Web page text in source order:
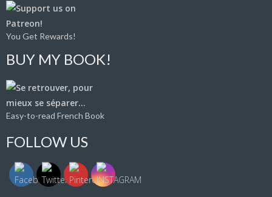
You Get Rewards!
BUY MY BOOK!
Easy-to-read French Book
FOLLOW US